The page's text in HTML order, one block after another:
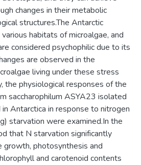
changes in their metabolic
structures.The Antarctic
habitats of microalgae, and
considered psychophilic due to its
are observed in the
living under these stress
the physiological responses of the
saccharophilum ASYA23 isolated
Antarctica in response to nitrogen
starvation were examined.In the
that N starvation significantly
growth, photosynthesis and
and carotenoid contents